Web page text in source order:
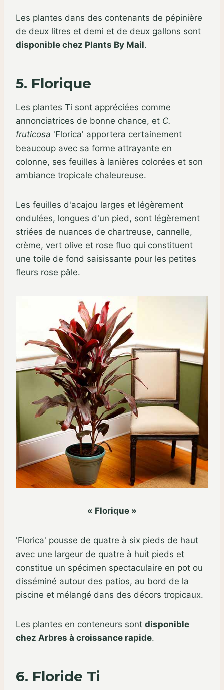
Les plantes dans des contenants de pépinière
de deux litres et demi et de deux gallons sont
disponible chez Plants By Mail.
5. Florique
Les plantes Ti sont appréciées comme
annonciatrices de bonne chance, et C.
fruticosa 'Florica' apportera certainement
beaucoup avec sa forme attrayante en
colonne, ses feuilles à lanières colorées et son
ambiance tropicale chaleureuse.
Les feuilles d'acajou larges et légèrement
ondulées, longues d'un pied, sont légèrement
striées de nuances de chartreuse, cannelle,
crème, vert olive et rose fluo qui constituent
une toile de fond saisissante pour les petites
fleurs rose pâle.
« Florique »
'Florica' pousse de quatre à six pieds de haut
avec une largeur de quatre à huit pieds et
constitue un spécimen spectaculaire en pot ou
disséminé autour des patios, au bord de la
piscine et mélangé dans des décors tropicaux.
Les plantes en conteneurs sont disponible
chez Arbres à croissance rapide.
6. Floride Ti